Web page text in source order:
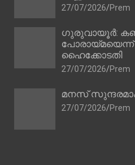
27/07/2026 Prem
ഗുരുവായൂർ:
പോരായ്മയെന്ന്
ഹൈക്കോടതി
27/07/2026 Prem
മനസ്
27/07/2026 Prem